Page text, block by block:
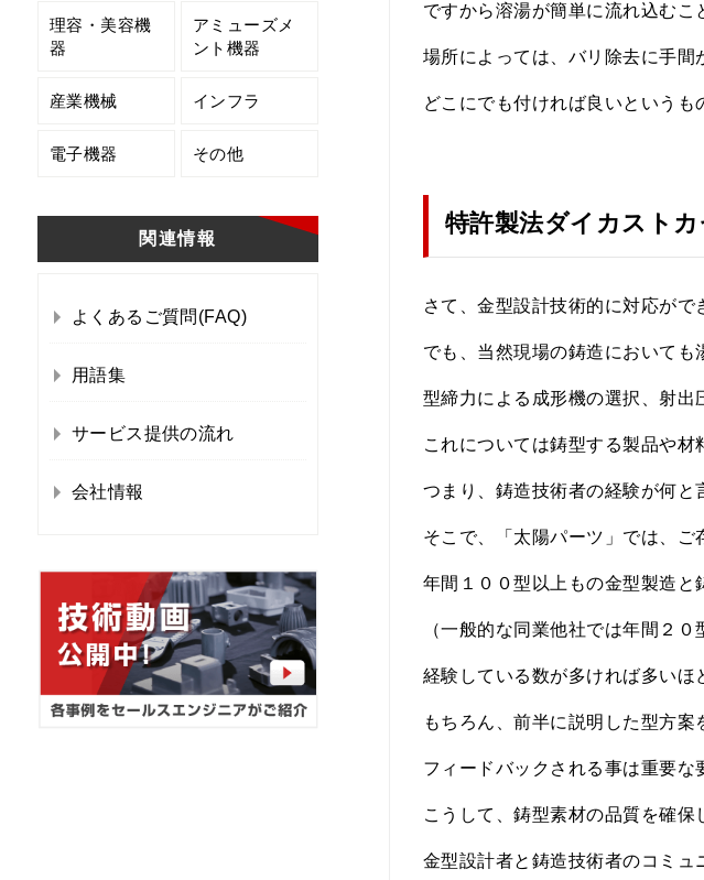
ですから溶湯が簡単に流れ込むこ
場所によっては、バリ除去に手間
どこにでも付ければ良いというも
特許製法ダイカスト
さて、金型設計技術的に対応がで
でも、当然現場の鋳造においても
型締力による成形機の選択、射出
これについては鋳型する製品や材
つまり、鋳造技術者の経験が何と
そこで、「太陽パーツ」では、ご
年間１００型以上もの金型製造と
（一般的な同業他社では年間２０
経験している数が多ければ多いほ
もちろん、前半に説明した型方
フィードバックされる事は重要な
こうして、鋳型素材の品質を確保
金型設計者と鋳造技術者のコミュ
理容・美容機
器
アミューズメ
ント機器
産業機械 インフラ
電子機器 その他
関連情報
よくあるご質問(FAQ)
用語集
サービス提供の流れ
会社情報